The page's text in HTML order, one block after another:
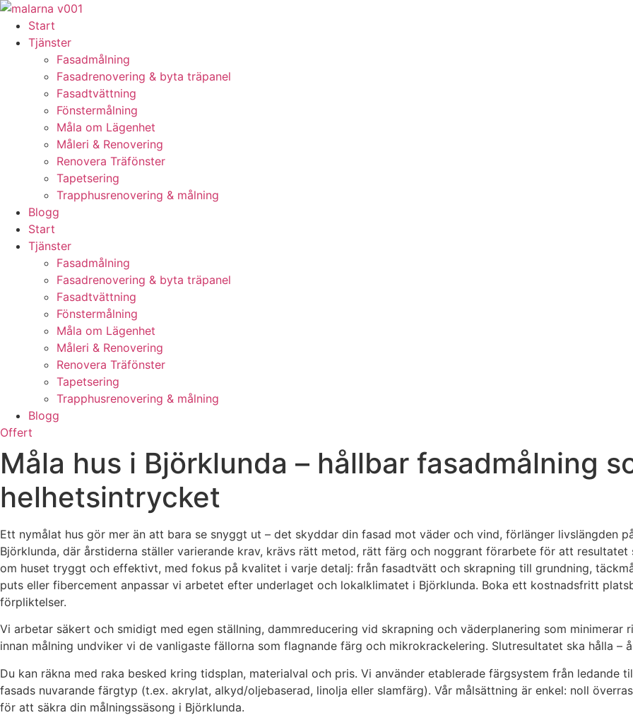
Skip
content
Start
Tjänster
Fasadmålning
Fasadrenovering & byta träpanel
Fasadtvättning
Fönstermålning
Måla om Lägenhet
Måleri & Renovering
Renovera Träfönster
Tapetsering
Trapphusrenovering & målning
Blogg
Start
Tjänster
Fasadmålning
Fasadrenovering & byta träpanel
Fasadtvättning
Fönstermålning
Måla om Lägenhet
Måleri & Renovering
Renovera Träfönster
Tapetsering
Trapphusrenovering & målning
Blogg
Offert
Måla hus i Björklunda – hållbar fasadmålning
helhetsintrycket
Ett nymålat hus gör mer än att bara se snyggt ut – det skyddar din fasad mot väder och vind, förlänger livslängden
Björklunda, där årstiderna ställer varierande krav, krävs rätt metod, rätt färg och noggrant förarbete för att
om huset tryggt och effektivt, med fokus på kvalitet i varje detalj: från fasadtvätt och skrapning till grundning,
puts eller fibercement anpassar vi arbetet efter underlaget och lokalklimatet i Björklunda. Boka ett kostnadsfritt
förpliktelser.
Vi arbetar säkert och smidigt med egen ställning, dammreducering vid skrapning och väderplanering som
innan målning undviker vi de vanligaste fällorna som flagnande färg och mikrokrackelering. Slutresultatet ska hålla –
Du kan räkna med raka besked kring tidsplan, materialval och pris. Vi använder etablerade färgsystem från ledande
fasads nuvarande färgtyp (t.ex. akrylat, alkyd/oljebaserad, linolja eller slamfärg). Vår målsättning är enkel: noll
för att säkra din målningssäsong i Björklunda.